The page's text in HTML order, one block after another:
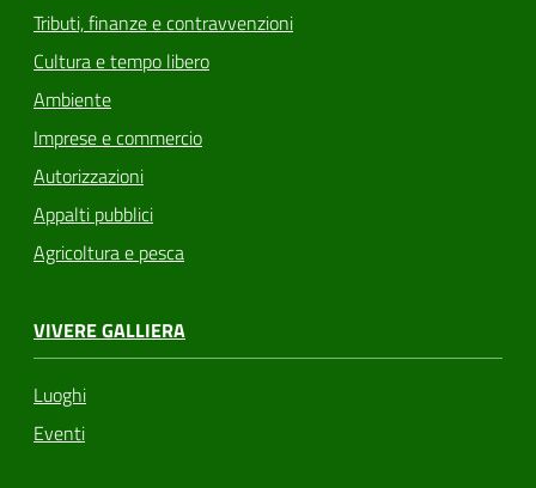
Tributi, finanze e contravvenzioni
Cultura e tempo libero
Ambiente
Imprese e commercio
Autorizzazioni
Appalti pubblici
Agricoltura e pesca
VIVERE GALLIERA
Luoghi
Eventi